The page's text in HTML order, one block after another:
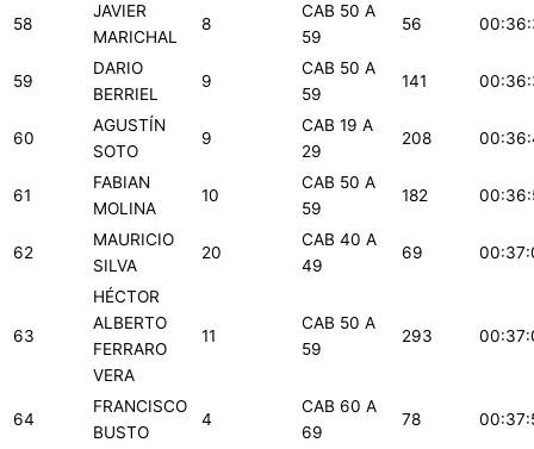
58
JAVIER
MARICHAL
8
CAB 50 A
59
56
59
DARIO
BERRIEL
9
CAB 50 A
59
141
60
AGUSTÍN
SOTO
9
CAB 19 A
29
208
61
FABIAN
MOLINA
10
CAB 50 A
59
182
62
MAURICIO
SILVA
20
CAB 40 A
49
69
63
HÉCTOR
ALBERTO
FERRARO
VERA
11
CAB 50 A
59
293
64
FRANCISCO
BUSTO
4
CAB 60 A
69
78